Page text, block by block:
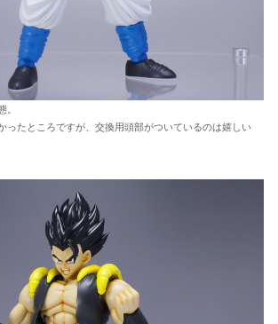
。
ったところですが、交換用頭部がついているのは嬉しい